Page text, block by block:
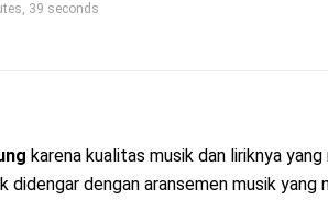
39 seconds
karena kualitas musik dan liriknya yang
didengar dengan aransemen musik yang